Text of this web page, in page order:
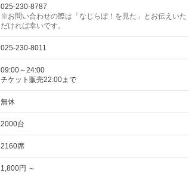
025-230-8787
※お問い合わせの際は「なじらぼ！を見た」とお伝えいた
だければ幸いです。
025-230-8011
09:00～24:00
チケット販売22:00まで
無休
2000台
2160席
1,800円 ～